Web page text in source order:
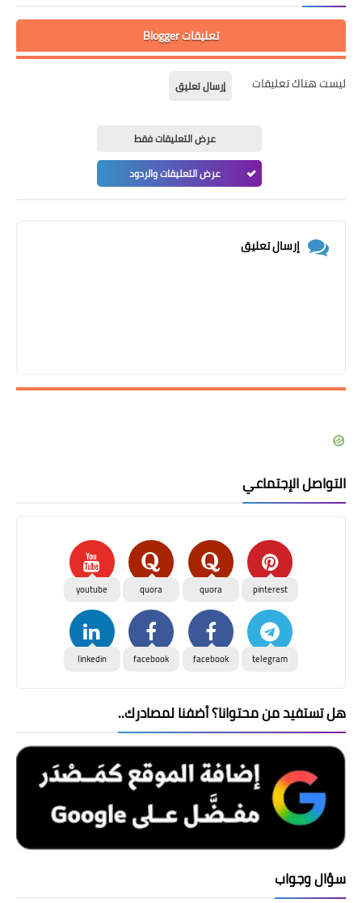
تعليقات Blogger
ليست هناك تعليقات إرسال تعليق
عرض التعليقات فقط
عرض التعليقات والردود
إرسال تعليق
التواصل الإجتماعي
pinterest
quora
quora
youtube
telegram
facebook
facebook
linkedin
هل تستفيد من محتوانا؟ أضفنا لمصادرك..
سؤال وجواب